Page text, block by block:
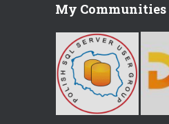
My Communities